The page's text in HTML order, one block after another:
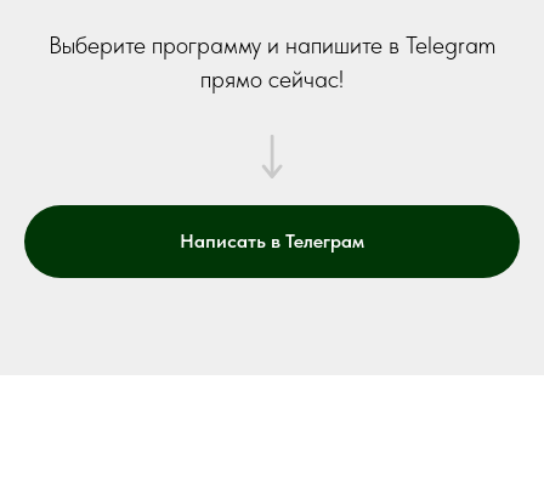
Выберите программу и напишите в Telegram
прямо сейчас!
Написать в Телеграм